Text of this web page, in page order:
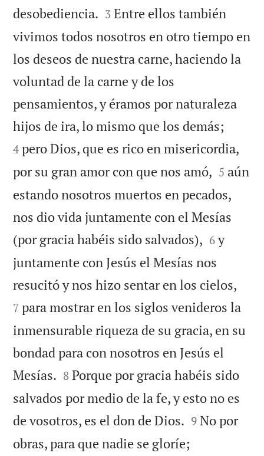
desobediencia. 

3 Entre ellos también
vivimos todos nosotros en otro tiempo en
los deseos de nuestra carne, haciendo la
voluntad de la carne y de los
pensamientos, y éramos por naturaleza
hijos de ira, lo mismo que los demás;
4 pero Dios, que es rico en misericordia,
por su gran amor con que nos amó, 

5 aún
estando nosotros muertos en pecados,
nos dio vida juntamente con el Mesías
(por gracia habéis sido salvados), 

6 y
juntamente con Jesús el Mesías nos
resucitó y nos hizo sentar en los cielos,
7 para mostrar en los siglos venideros la
inmensurable riqueza de su gracia, en su
bondad para con nosotros en Jesús el
Mesías. 

8 Porque por gracia habéis sido
salvados por medio de la fe, y esto no es
de vosotros, es el don de Dios. 

9 No por
obras, para que nadie se gloríe;